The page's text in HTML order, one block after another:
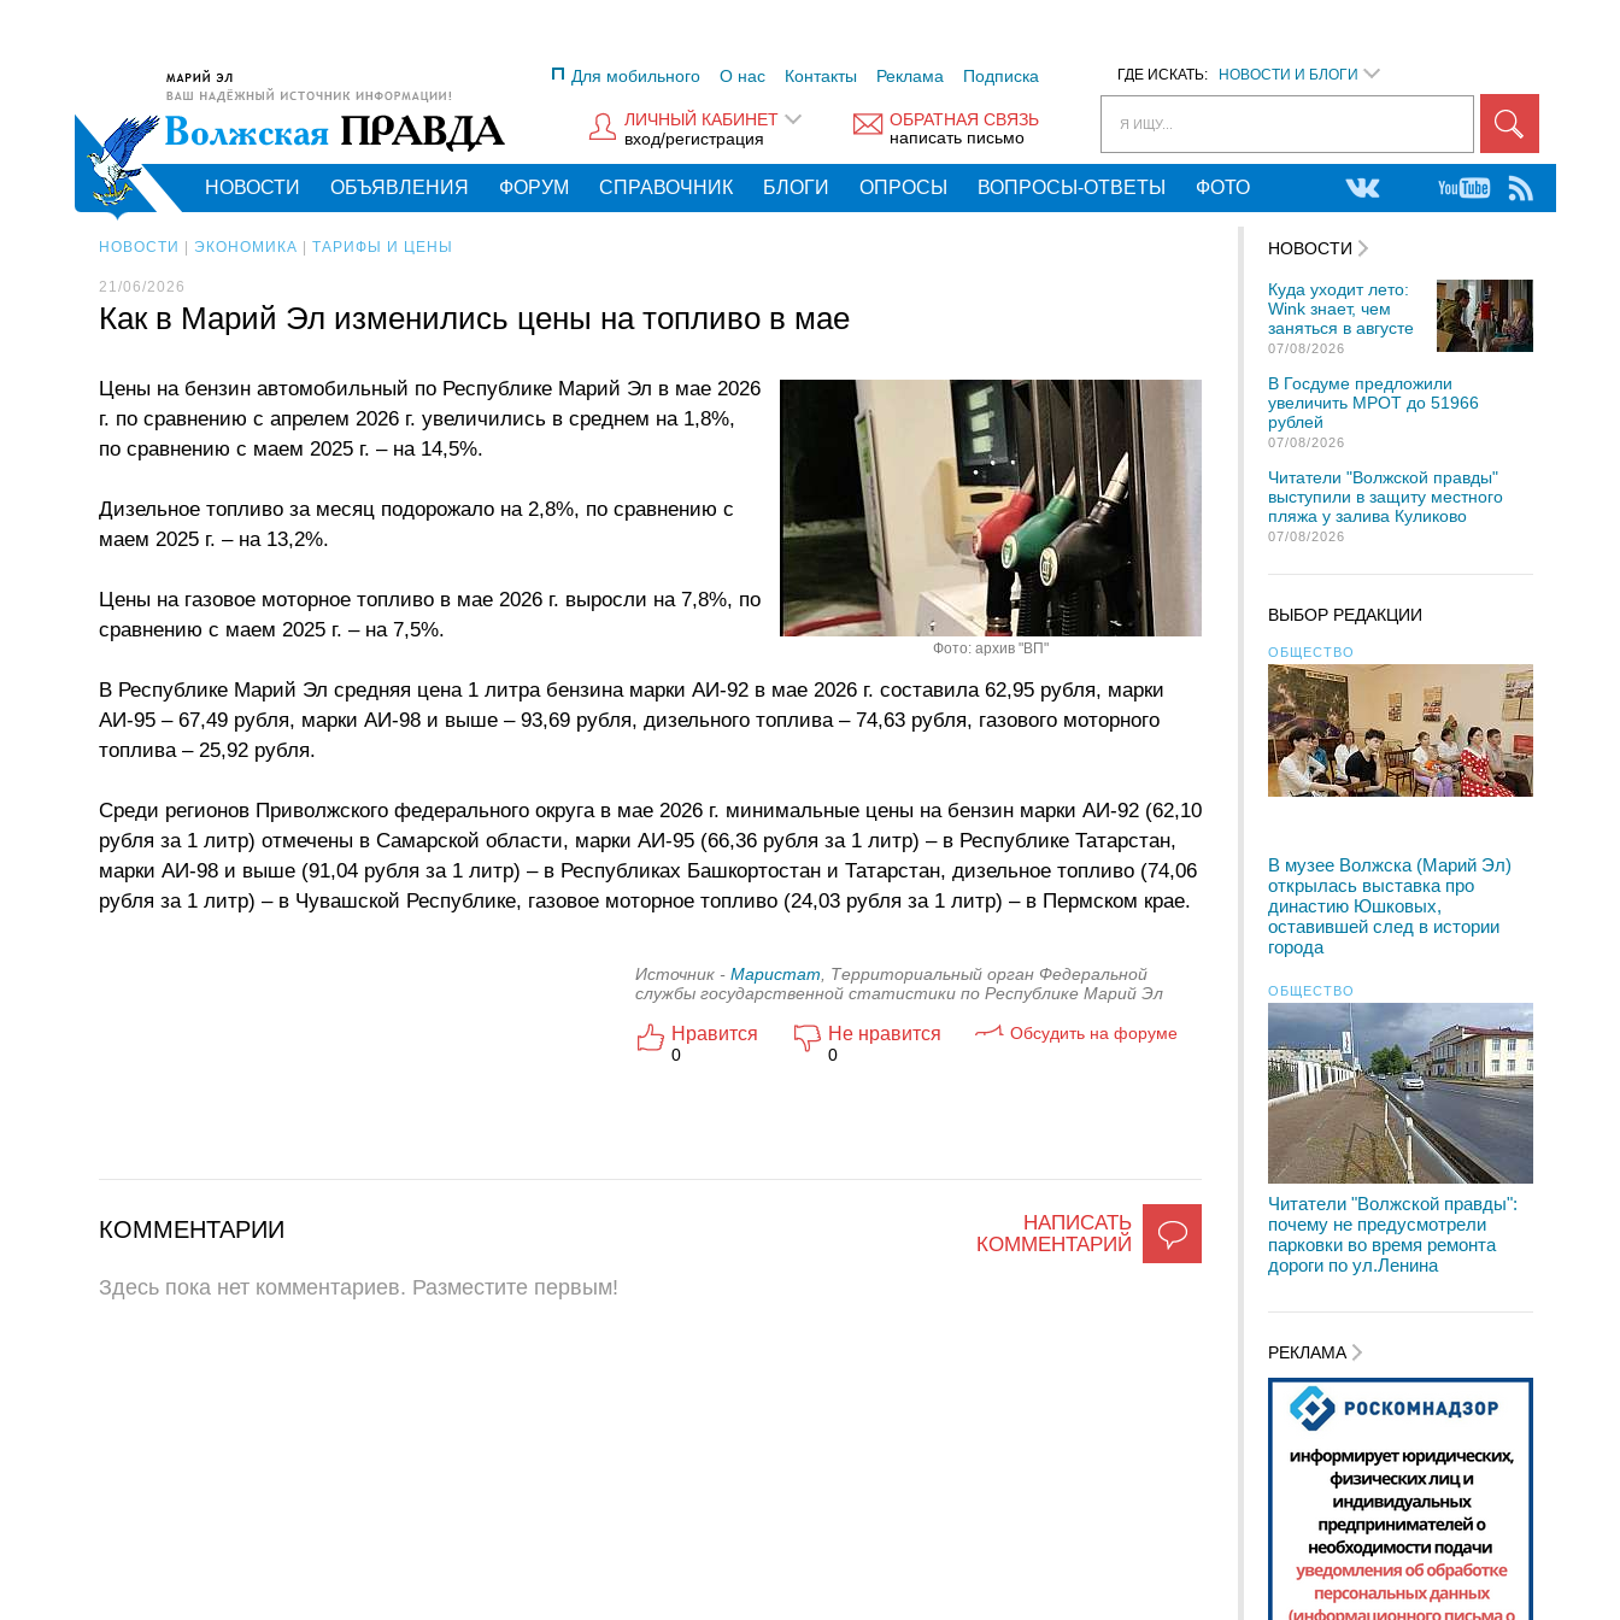
ГДЕ ИСКАТЬ: НОВОСТИ И БЛОГИ
Я ИЩУ...
Для мобильного О нас Контакты Реклама Подписка
ОБРАТНАЯ СВЯЗЬ
написать письмо
ЛИЧНЫЙ КАБИНЕТ
вход/регистрация
НОВОСТИ ОБЪЯВЛЕНИЯ ФОРУМ СПРАВОЧНИК БЛОГИ ОПРОСЫ ВОПРОСЫ-ОТВЕТЫ ФОТО
НОВОСТИ ЭКОНОМИКА ТАРИФЫ И ЦЕНЫ
21/06/2026
Как в Марий Эл изменились цены на топливо в мае
Фото: архив "ВП"
Цены на бензин автомобильный по Республике Марий Эл в мае 2026
г. по сравнению с апрелем 2026 г. увеличились в среднем на 1,8%,
по сравнению с маем 2025 г. – на 14,5%.
Дизельное топливо за месяц подорожало на 2,8%, по сравнению с
маем 2025 г. – на 13,2%.
Цены на газовое моторное топливо в мае 2026 г. выросли на 7,8%, по
сравнению с маем 2025 г. – на 7,5%.
В Республике Марий Эл средняя цена 1 литра бензина марки АИ-92 в мае 2026 г. составила 62,95 рубля, марки
АИ-95 – 67,49 рубля, марки АИ-98 и выше – 93,69 рубля, дизельного топлива – 74,63 рубля, газового моторного
топлива – 25,92 рубля.
Среди регионов Приволжского федерального округа в мае 2026 г. минимальные цены на бензин марки АИ-92 (62,10
рубля за 1 литр) отмечены в Самарской области, марки АИ-95 (66,36 рубля за 1 литр) – в Республике Татарстан,
марки АИ-98 и выше (91,04 рубля за 1 литр) – в Республиках Башкортостан и Татарстан, дизельное топливо (74,06
рубля за 1 литр) – в Чувашской Республике, газовое моторное топливо (24,03 рубля за 1 литр) – в Пермском крае.
Источник - Маристат , Территориальный орган Федеральной
службы государственной статистики по Республике Марий Эл
Нравится
0
Не нравится
0
Обсудить на форуме
НАПИСАТЬ
КОММЕНТАРИЙ
КОММЕНТАРИИ
Здесь пока нет комментариев. Разместите первым!
НОВОСТИ
Куда уходит лето:
Wink знает, чем
заняться в августе
07/08/2026
В Госдуме предложили
увеличить МРОТ до 51966
рублей
07/08/2026
Читатели "Волжской правды"
выступили в защиту местного
пляжа у залива Куликово
07/08/2026
ВЫБОР РЕДАКЦИИ
ОБЩЕСТВО
В музее Волжска (Марий Эл)
открылась выставка про
династию Юшковых,
оставившей след в истории
города
ОБЩЕСТВО
Читатели "Волжской правды":
почему не предусмотрели
парковки во время ремонта
дороги по ул.Ленина
РЕКЛАМА